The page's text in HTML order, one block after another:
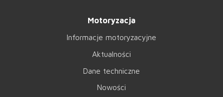
Motoryzacja
Informacje motoryzacyjne
Aktualności
Dane techniczne
Nowości